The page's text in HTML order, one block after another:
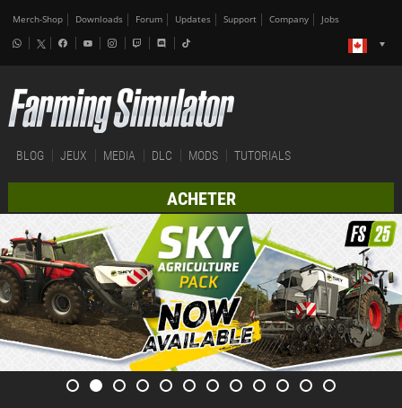
Merch-Shop Downloads Forum Updates Support Company Jobs
BLOG JEUX MEDIA DLC MODS TUTORIALS
ACHETER